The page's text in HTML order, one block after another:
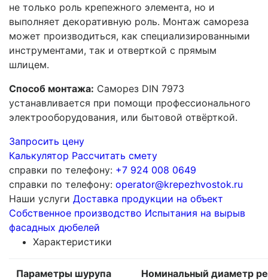
не только роль крепежного элемента, но и
выполняет декоративную роль. Монтаж самореза
может производиться, как специализированными
инструментами, так и отверткой с прямым
шлицем.
Способ монтажа: Саморез DIN 7973
устанавливается при помощи профессионального
электрооборудования, или бытовой отвёрткой.
Запросить цену
Калькулятор Рассчитать смету
справки по телефону: +7 924 008 0649
справки по телефону: operator@krepezhvostok.ru
Наши услуги Доставка продукции на объект
Собственное производство Испытания на вырыв
фасадных дюбелей
Характеристики
Параметры шурупа
Номинальный диаметр